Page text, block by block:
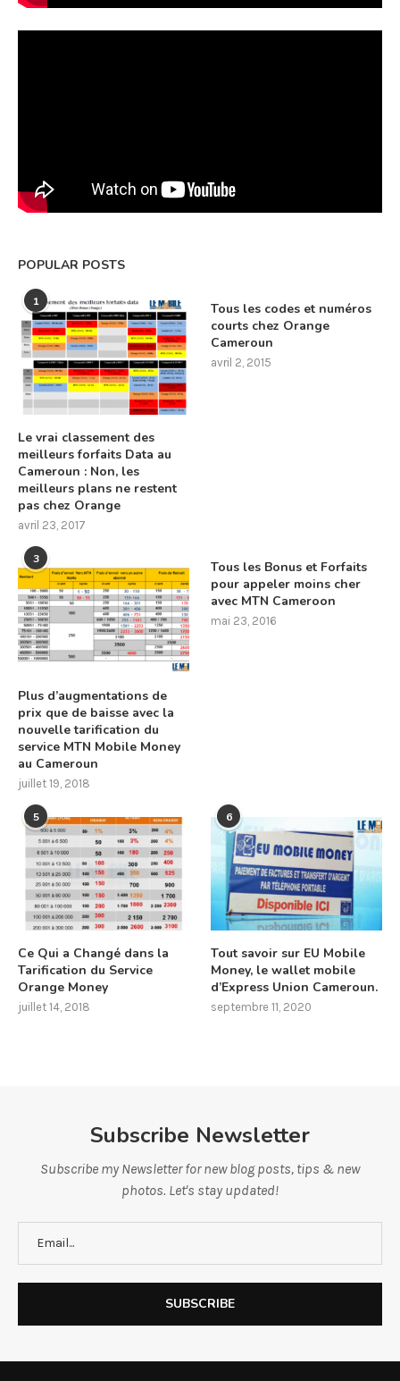
POPULAR POSTS
1
Le vrai classement des
meilleurs forfaits Data au
Cameroun : Non, les
meilleurs plans ne restent
pas chez Orange
avril 23, 2017
Tous les codes et numéros
courts chez Orange
Cameroun
avril 2, 2015
3
Plus d’augmentations de
prix que de baisse avec la
nouvelle tarification du
service MTN Mobile Money
au Cameroun
juillet 19, 2018
Tous les Bonus et Forfaits
pour appeler moins cher
avec MTN Cameroon
mai 23, 2016
5
Ce Qui a Changé dans la
Tarification du Service
Orange Money
juillet 14, 2018
6
Tout savoir sur EU Mobile
Money, le wallet mobile
d’Express Union Cameroun.
septembre 11, 2020
Subscribe Newsletter
Subscribe my Newsletter for new blog posts, tips & new
photos. Let's stay updated!